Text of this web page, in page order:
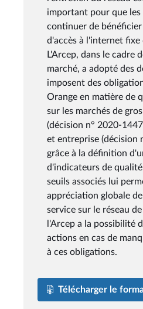
important pour que les
continuer de
d'accès à l'internet fixe
L'Arcep, dans le cadre
marché, a adopté des
imposent des
Orange en matière de
sur les marchés de
(décision n° 2020-
et entreprise (décision
grâce à la définition
d'indicateurs de
seuils associés lui
appréciation globale
service sur le réseau
l'Arcep a la possibilité
actions en cas de
à ces obligations.
Télécharger le